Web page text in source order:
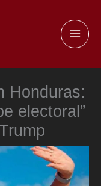
Honduras:
electoral”